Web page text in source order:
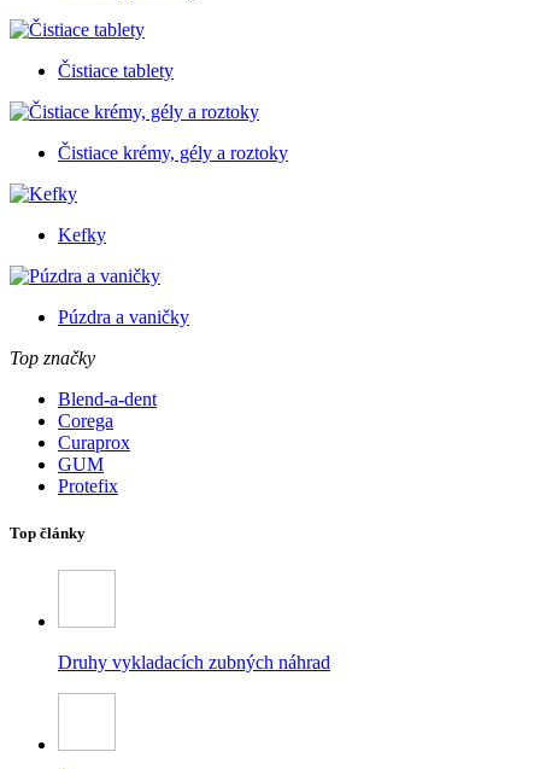
Čistiace tablety
Čistiace krémy, gély a roztoky
Kefky
Púzdra a vaničky
Top značky
Blend-a-dent
Corega
Curaprox
GUM
Protefix
Top články
Druhy vykladacích zubných náhrad